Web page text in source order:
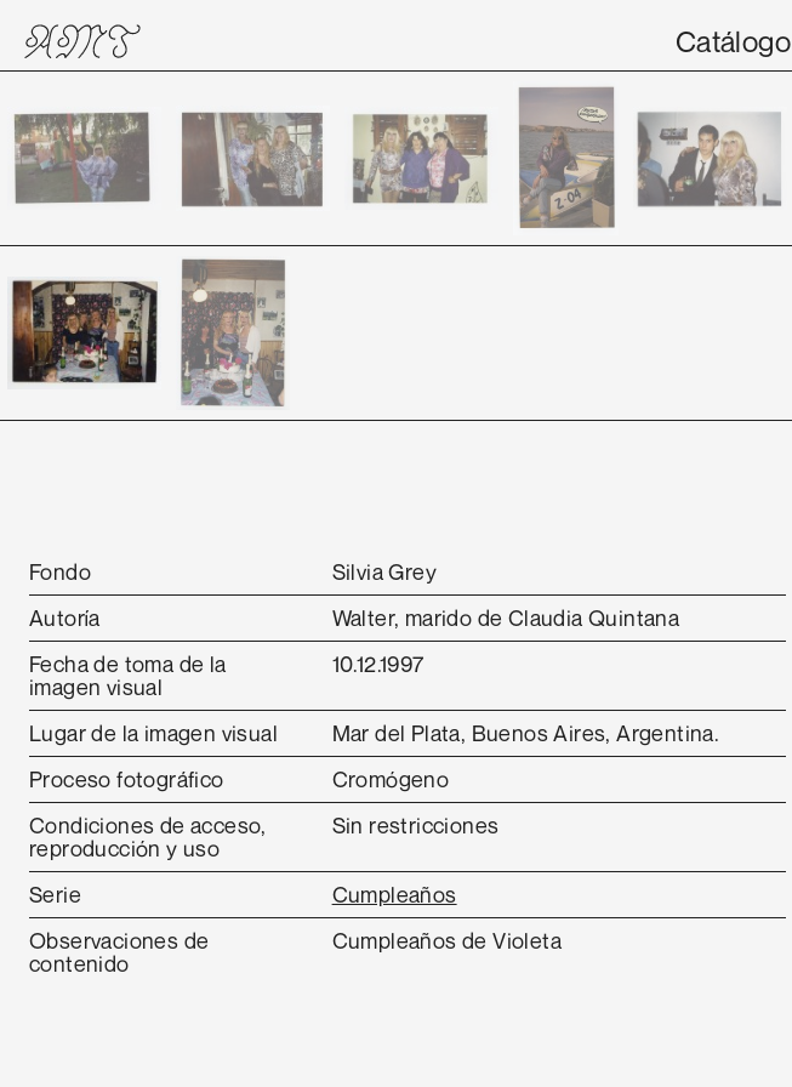
Catálogo
Fondo
Silvia Grey
Autoría
Walter, marido de Claudia Quintana
Fecha de toma de la
imagen visual
10.12.1997
Lugar de la imagen visual
Mar del Plata, Buenos Aires, Argentina.
Proceso fotográfico
Cromógeno
Condiciones de acceso,
reproducción y uso
Sin restricciones
Serie
Cumpleaños
Observaciones de
contenido
Cumpleaños de Violeta